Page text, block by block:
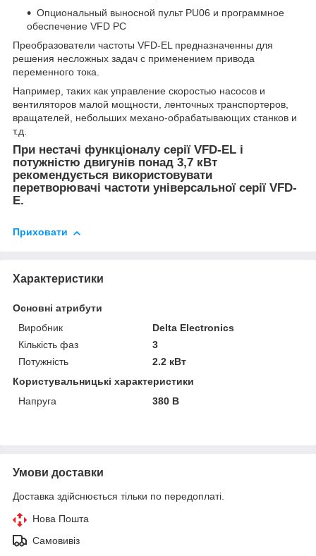
Опциональный выносной пульт PU06 и программное
обеспечение VFD PC
Преобразователи частоты VFD-EL предназначенны для
решения несложных задач с применением привода
переменного тока.
Например, таких как управление скоростью насосов и
вентиляторов малой мощности, ленточных транспортеров,
вращателей, небольших механо-обрабатывающих станков и
т.д.
При нестачі функціоналу серії VFD-EL і
потужністю двигунів понад 3,7 кВт
рекомендується використовувати
перетворювачі частоти універсальної серії VFD-
E.
Приховати
Характеристики
Основні атрибути
Виробник
Delta Electronics
Кількість фаз
3
Потужність
2.2 кВт
Користувальницькі характеристики
Напруга
380 В
Умови доставки
Доставка здійснюється тільки по передоплаті.
Нова Пошта
Самовивіз